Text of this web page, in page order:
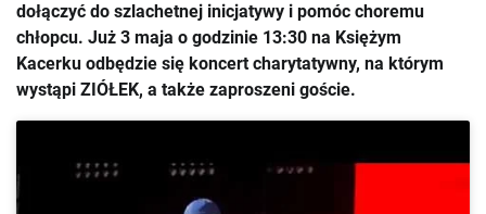
dołączyć do szlachetnej inicjatywy i pomóc choremu
chłopcu. Już 3 maja o godzinie 13:30 na Księżym
Kacerku odbędzie się koncert charytatywny, na którym
wystąpi ZIÓŁEK, a także zaproszeni goście.